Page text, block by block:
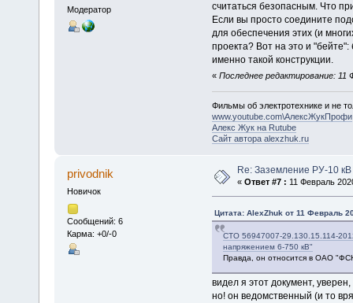
Модератор
считаться безопасным. Что
Если вы просто соедините
для обеспечения этих (и
проекта? Вот на это и
именно такой конструкции.
« Последнее редактирование: 11
Фильмы об электротехнике и не
www.youtube.com\АлексЖукПрофи
Алекс Жук на Rutube
Сайт автора alexzhuk.ru
privodnik
Новичок
Сообщений: 6
Карма: +0/-0
Re: Заземление РУ-10 кВ
« Ответ #7 : 11 Февраль
Цитата: AlexZhuk от 11 Февраль
СТО 56947007-29.130.15.114-
напряжением 6-750 кВ"
Правда, он относится в ОАО
видел я этот документ,
но! он ведомственный (и то